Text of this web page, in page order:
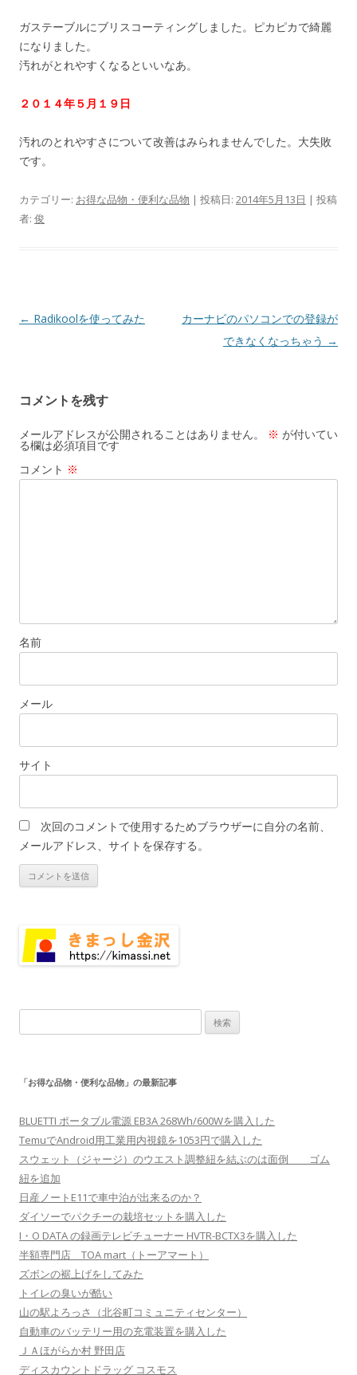
ガステーブルにブリスコーティングしました。ピカピカで綺麗
になりました。
汚れがとれやすくなるといいなあ。
２０１４年５月１９日
汚れのとれやすさについて改善はみられませんでした。大失敗
です。
カテゴリー: お得な品物・便利な品物 | 投稿日: 2014年5月13日 | 投稿
者: 俊
投
ゲ
ー
シ
ョ
← Radikoolを使ってみた
カーナビのパソコンでの登録が
できなくなっちゃう →
コメントを残す
メールアドレスが公開されることはありません。 ※ が付いてい
る欄は必須項目です
コメント ※
名前
メール
サイト
次回のコメントで使用するためブラウザーに自分の名前、
メールアドレス、サイトを保存する。
索:
「お得な品物・便利な品物」の最新記事
BLUETTI ポータブル電源 EB3A 268Wh/600Wを購入した
TemuでAndroid用工業用内視鏡を1053円で購入した
スウェット（ジャージ）のウエスト調整紐を結ぶのは面倒 ゴム
紐を追加
日産ノートE11で車中泊が出来るのか？
ダイソーでパクチーの栽培セットを購入した
I・O DATA の録画テレビチューナー HVTR-BCTX3を購入した
半額専門店 TOA mart（トーアマート）
ズボンの裾上げをしてみた
トイレの臭いが酷い
山の駅よろっさ（北谷町コミュニティセンター）
自動車のバッテリー用の充電装置を購入した
ＪＡほがらか村 野田店
ディスカウントドラッグ コスモス